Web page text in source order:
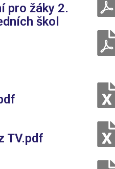
pro žáky 2.
škol
TV.pdf